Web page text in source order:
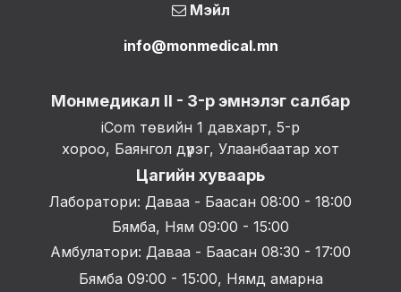
Мэйл
info@monmedical.mn
Монмедикал II - 3-р эмнэлэг салбар
iCom төвийн 1 давхарт, 5-р
хороо, Баянгол дүүрэг, Улаанбаатар хот
Цагийн хуваарь
Лаборатори: Даваа - Баасан 08:00 - 18:00
Бямба, Ням 09:00 - 15:00
Амбулатори: Даваа - Баасан 08:30 - 17:00
Бямба 09:00 - 15:00, Нямд амарна